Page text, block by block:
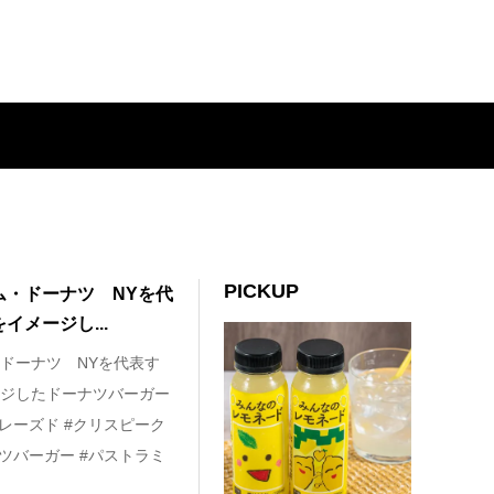
・ドーナツ NYを代
イメージし...
ーナツ NYを代表す
したドーナツバーガー
ーズド #クリスピーク
バーガー #パストラミ
PICKUP